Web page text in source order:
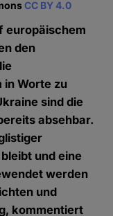
CC BY 4.0
europäischem
den
Worte zu
sind die
absehbar.
und eine
werden
und
kommentiert